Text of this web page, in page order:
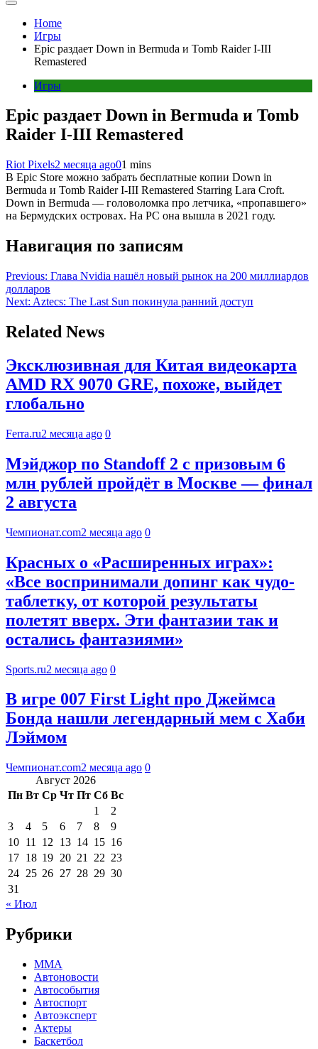
Home
Игры
Epic раздает Down in Bermuda и Tomb Raider I-III
Remastered
Игры
Epic раздает Down in Bermuda и Tomb
Raider I-III Remastered
Riot Pixels2 месяца ago01 mins
В Epic Store можно забрать бесплатные копии Down in
Bermuda и Tomb Raider I-III Remastered Starring Lara Croft.
Down in Bermuda — головоломка про летчика, «пропавшего»
на Бермудских островах. На PC она вышла в 2021 году.
Навигация по записям
Previous: Глава Nvidia нашёл новый рынок на 200 миллиардов
долларов
Next: Aztecs: The Last Sun покинула ранний доступ
Related News
Эксклюзивная для Китая видеокарта
AMD RX 9070 GRE, похоже, выйдет
глобально
Ferra.ru2 месяца ago 0
Мэйджор по Standoff 2 с призовым 6
млн рублей пройдёт в Москве — финал
2 августа
Чемпионат.com2 месяца ago 0
Красных о «Расширенных играх»:
«Все воспринимали допинг как чудо-
таблетку, от которой результаты
полетят вверх. Эти фантазии так и
остались фантазиями»
Sports.ru2 месяца ago 0
В игре 007 First Light про Джеймса
Бонда нашли легендарный мем с Хаби
Лэймом
Чемпионат.com2 месяца ago 0
Август 2026
Пн Вт Ср Чт Пт Сб Вс
1
2
3
4 5 6 7 8
9
10 11 12 13 14 15 16
17 18 19 20 21 22 23
24 25 26 27 28 29 30
31
« Июл
Рубрики
MMA
Автоновости
Автособытия
Автоспорт
Автоэксперт
Актеры
Баскетбол